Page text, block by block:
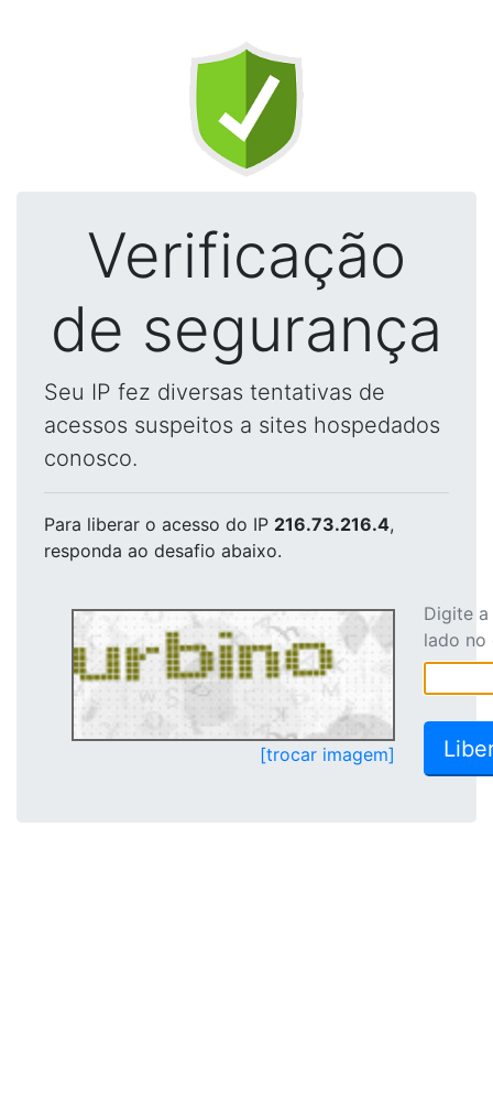
Verificação
de segurança
Seu IP fez diversas tentativas de
acessos suspeitos a sites hospedados
conosco.
Para liberar o acesso do IP 216.73.216.4,
responda ao desafio abaixo.
[trocar imagem]
Digite
lado no